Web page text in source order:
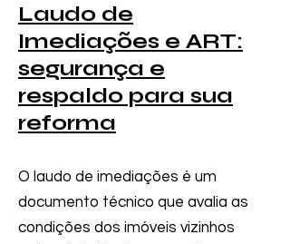
Laudo de
Imediações e ART:
segurança e
respaldo para sua
reforma
O laudo de imediações é um
documento técnico que avalia as
condições dos imóveis vizinhos